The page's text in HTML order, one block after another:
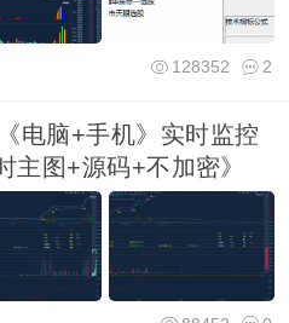
2
128352
电脑+手机》实时监控
主图+源码+不加密》